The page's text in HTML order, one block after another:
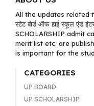
All the updates related
स्टेट बोर्ड ऑफ हाई स्कूल एंड
SCHOLARSHIP admit
merit list etc. are
is important for the
CATEGORIES
UP BOARD
UP SCHOLARSHIP